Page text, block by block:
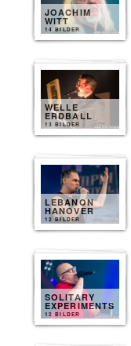
JOACHIM
WITT
14 BILDER
WELLE
ERDBALL
13 BILDER
LEBANON
HANOVER
12 BILDER
SOLITARY
EXPERIMENTS
12 BILDER